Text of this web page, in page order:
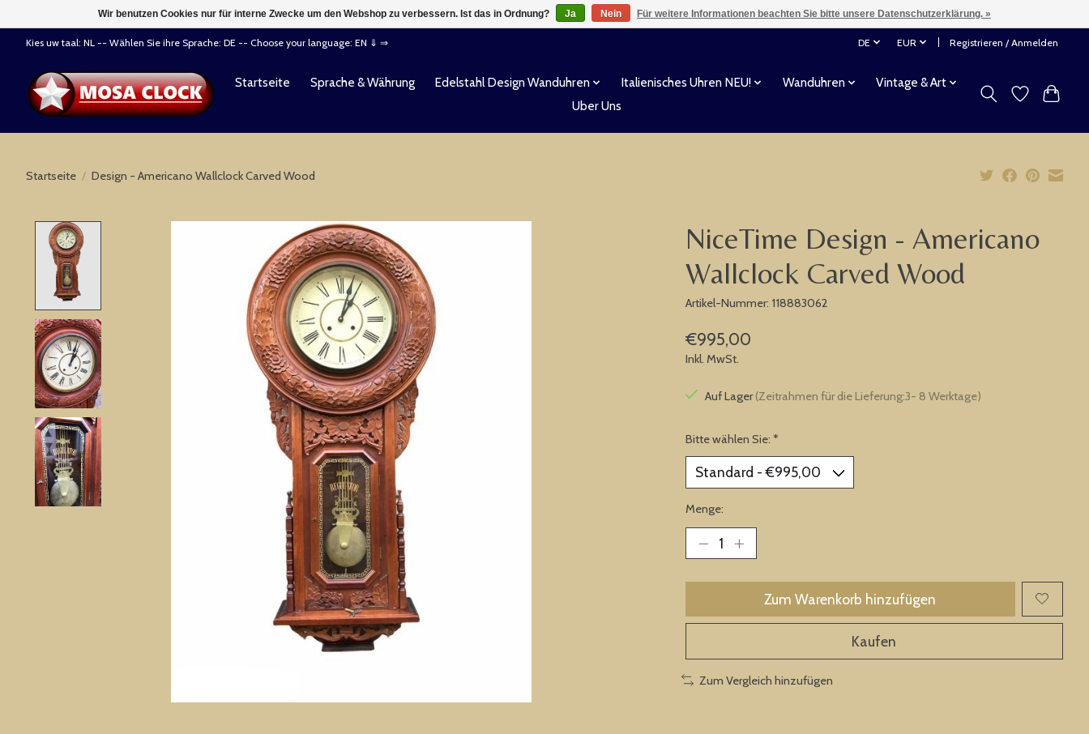
Kies uw taal: NL -- Wählen Sie ihre Sprache: DE -- Choose your language: EN ⇓ ⇒ DE EUR Registrieren / Anmelden
Startseite Sprache & Währung Edelstahl Design Wanduhren Italienisches Uhren NEU! Wanduhren
Vintage & Art
Uber Uns
Startseite / Design - Americano Wallclock Carved Wood
Product image slideshow Items
NiceTime Design - Americano
Wallclock Carved Wood
Artikel-Nummer: 118883062
€995,00
Inkl. MwSt.
Auf Lager(Zeitrahmen für die Lieferung:3- 8 Werktage)
Bitte wählen Sie: *
Menge:
Zum Warenkorb hinzufügen
Kaufen
Zum Vergleich hinzufügen
Wir benutzen Cookies nur für interne Zwecke um den Webshop zu verbessern. Ist das in Ordnung? Ja Nein Für weitere Informationen beachten Sie bitte unsere Datenschutzerklärung. »